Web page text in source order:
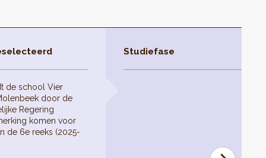
de school Vier
door de
Regering
komen voor
de 6e reeks (2025-
Studiefase